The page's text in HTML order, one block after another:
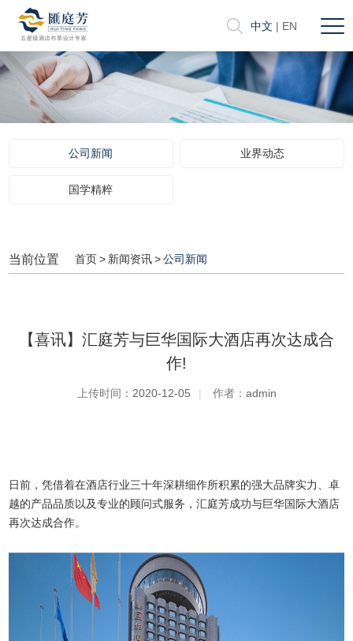
中文 | EN
公司新闻 业界动态
国学精粹
当前位置 首页 > 新闻资讯 > 公司新闻
【喜讯】汇庭芳与巨华国际大酒店再次达成合
作!
上传时间： 2020-12-05 | 作者： admin
日前，凭借着在酒店行业三十年深耕细作所积累的强大品牌实力、卓
越的产品品质以及专业的顾问式服务，汇庭芳成功与巨华国际大酒店
再次达成合作。